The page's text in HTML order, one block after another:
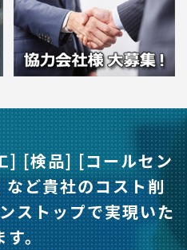
] [検品] [コールセン
ど貴社のコスト削
ストップで実現いた
す。